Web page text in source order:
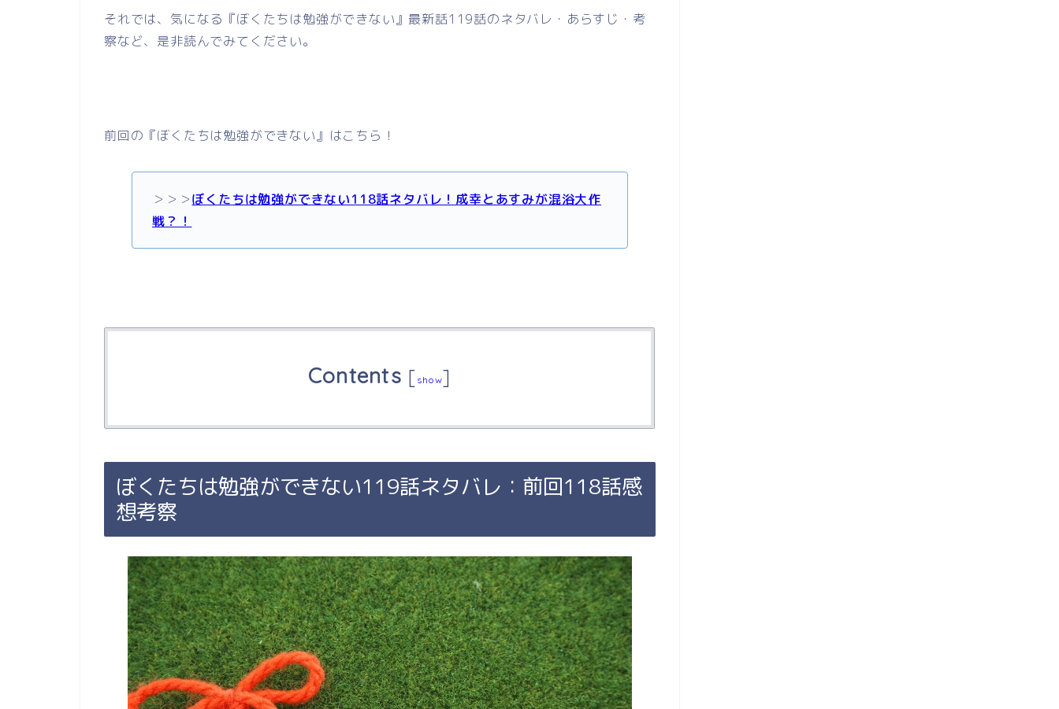
それでは、気になる『ぼくたちは勉強ができない』最新話119話のネタバレ・あらすじ・考
察など、是非読んでみてください。
前回の『ぼくたちは勉強ができない』はこちら！
＞＞＞ぼくたちは勉強ができない118話ネタバレ！成幸とあすみが混浴大作
戦？！
Contents [ show]
ぼくたちは勉強ができない119話ネタバレ：前回118話感
想考察